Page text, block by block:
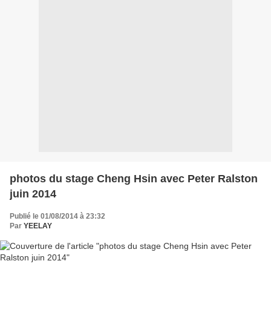
photos du stage Cheng Hsin avec Peter Ralston
juin 2014
Publié le 01/08/2014 à 23:32
Par YEELAY